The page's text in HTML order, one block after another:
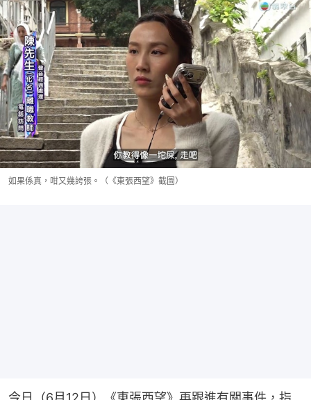
如果係真，咁又幾誇張。（《東張西望》截圖）